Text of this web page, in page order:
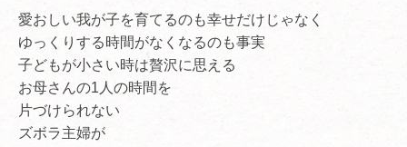
愛おしい我が子を育てるのも幸せだけじゃなく
ゆっくりする時間がなくなるのも事実
子どもが小さい時は贅沢に思える
お母さんの1人の時間を
片づけられない
ズボラ主婦が